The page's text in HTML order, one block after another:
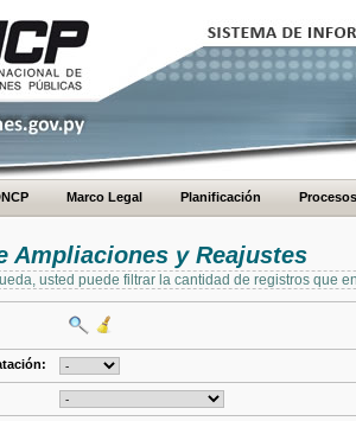
Marco Legal Planificación Procesos
Ampliaciones y Reajustes
usted puede filtrar la cantidad de registros que